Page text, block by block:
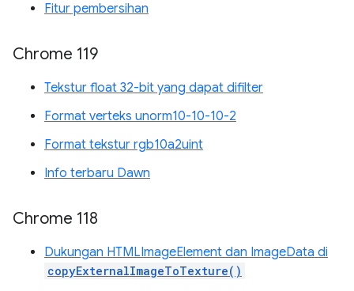
Fitur pembersihan
Chrome 119
Tekstur float 32-bit yang dapat difilter
Format verteks unorm10-10-10-2
Format tekstur rgb10a2uint
Info terbaru Dawn
Chrome 118
Dukungan HTMLImageElement dan ImageData di
copyExternalImageToTexture()